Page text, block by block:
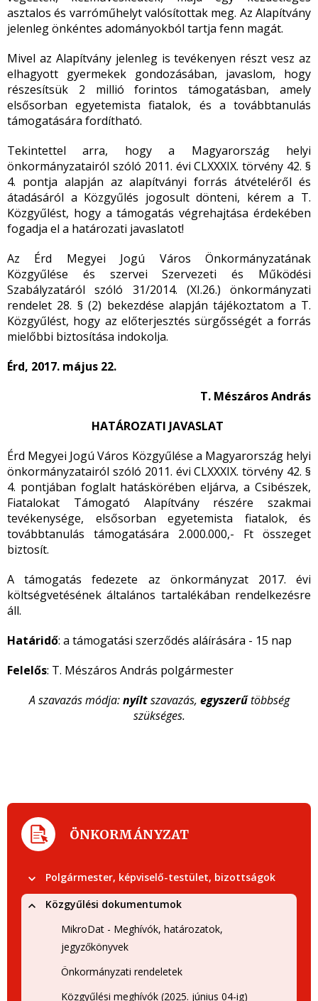
asztalos és varróműhelyt valósítottak meg. Az Alapítvány
jelenleg önkéntes adományokból tartja fenn magát.
Mivel az Alapítvány jelenleg is tevékenyen részt vesz az
elhagyott gyermekek gondozásában, javaslom, hogy
részesítsük 2 millió forintos támogatásban, amely
elsősorban egyetemista fiatalok, és a továbbtanulás
támogatására fordítható.
Tekintettel arra, hogy a Magyarország helyi
önkormányzatairól szóló 2011. évi CLXXXIX. törvény 42. §
4. pontja alapján az alapítványi forrás átvételéről és
átadásáról a Közgyűlés jogosult dönteni, kérem a T.
Közgyűlést, hogy a támogatás végrehajtása érdekében
fogadja el a határozati javaslatot!
Az Érd Megyei Jogú Város Önkormányzatának
Közgyűlése és szervei Szervezeti és Működési
Szabályzatáról szóló 31/2014. (XI.26.) önkormányzati
rendelet 28. § (2) bekezdése alapján tájékoztatom a T.
Közgyűlést, hogy az előterjesztés sürgősségét a forrás
mielőbbi biztosítása indokolja.
Érd, 2017. május 22.
T. Mészáros András
HATÁROZATI JAVASLAT
Érd Megyei Jogú Város Közgyűlése a Magyarország helyi
önkormányzatairól szóló 2011. évi CLXXXIX. törvény 42. §
4. pontjában foglalt hatáskörében eljárva, a Csibészek,
Fiatalokat Támogató Alapítvány részére szakmai
tevékenysége, elsősorban egyetemista fiatalok, és
továbbtanulás támogatására 2.000.000,- Ft összeget
biztosít.
A támogatás fedezete az önkormányzat 2017. évi
költségvetésének általános tartalékában rendelkezésre
áll.
Határidő: a támogatási szerződés aláírására - 15 nap
Felelős: T. Mészáros András polgármester
A szavazás módja:nyíltszavazás, egyszerűtöbbség
szükséges.
ÖNKORMÁNYZAT
Polgármester, képviselő-testület, bizottságok
Közgyűlési dokumentumok
MikroDat - Meghívók, határozatok,
jegyzőkönyvek
Önkormányzati rendeletek
Közgyűlési meghívók (2025. június 04-ig)